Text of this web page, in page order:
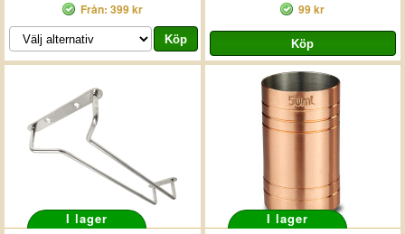
Från: 399 kr 99 kr
I lager I lager